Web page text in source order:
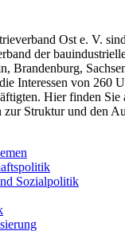
Ost e. V.
der
Brandenburg,
Interessen von 260
Hier finden Sie
Struktur und den
Sozialpolitik